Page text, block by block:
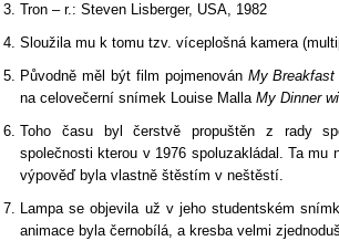
Tron – r.: Steven Lisberger, USA, 1982
Sloužila mu k tomu tzv. víceplošná kamera
Původně měl být film pojmenován My Breakfast
na celovečerní snímek Louise Malla My Dinner
Toho času byl čerstvě propuštěn z rady
společnosti kterou v 1976 spoluzakládal. Ta mu
výpověď byla vlastně štěstím v neštěstí.
Lampa se objevila už v jeho studentském
animace byla černobílá, a kresba velmi